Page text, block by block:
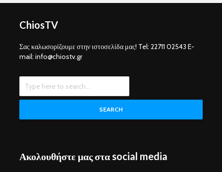
ChiosTV
Σας καλωσορίζουμε στην ιστοσελίδα μας! Tel: 22711 02543 E-
mail: info@chiostv.gr
SEARCH
Ακολουθήστε μας στα social media